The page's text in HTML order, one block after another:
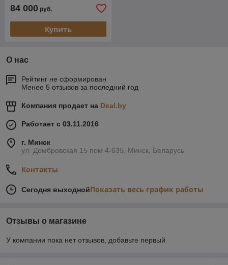
84 000 руб.
Купить
О нас
Рейтинг не сформирован
Менее 5 отзывов за последний год
Компания продает на Deal.by
Работает с 03.11.2016
г. Минск
ул. Домбровская 15 пом 4-635, Минск, Беларусь
Контакты
Сегодня выходнойПоказать весь график работы
Отзывы о магазине
У компании пока нет отзывов, добавьте первый